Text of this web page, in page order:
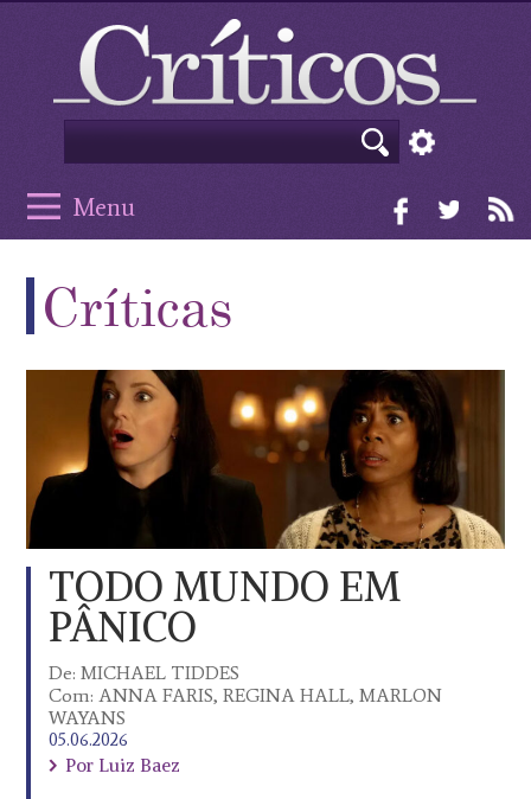
Menu
Críticas
TODO MUNDO EM
PÂNICO
De: MICHAEL TIDDES
Com: ANNA FARIS, REGINA HALL, MARLON
WAYANS
05.06.2026
Por Luiz Baez